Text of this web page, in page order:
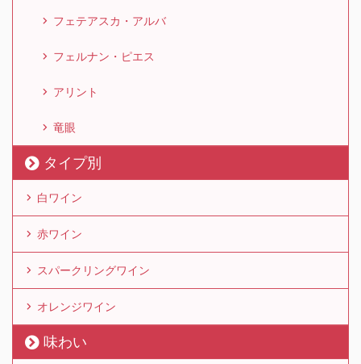
フェテアスカ・アルバ
フェルナン・ピエス
アリント
竜眼
タイプ別
白ワイン
赤ワイン
スパークリングワイン
オレンジワイン
味わい